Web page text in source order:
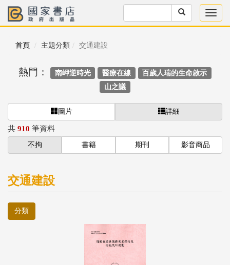
首頁 主題分類 交通建設
熱門： 南岬逆時光 醫療在線
百歲人瑞的生命啟示
山之議
圖片 詳細
共 910 筆資料
不拘 書籍 期刊 影音商品
交通建設
分類